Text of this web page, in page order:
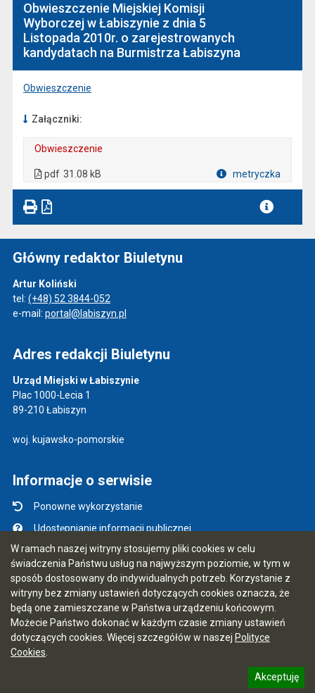
W ramach naszej witryny stosujemy pliki cookies w celu
świadczenia Państwu usług na najwyższym poziomie, w tym w
sposób dostosowany do indywidualnych potrzeb. Korzystanie z
witryny bez zmiany ustawień dotyczących cookies oznacza, że
będą one zamieszczane w Państwa urządzeniu końcowym.
Możecie Państwo dokonać w każdym czasie zmiany ustawień
dotyczących cookies. Więcej szczegółów w naszej Polityce
Cookies
Akceptuję
Obwieszczenie Miejskiej Komisji
Wyborczej w Łabiszynie z dnia 5
Listopada 2010r. o zarejestrowanych
kandydatach na Burmistrza Łabiszyna
Obwieszczenie
Załączniki:
Obwieszczenie
pdf 31.08 kB metryczka
Główny redaktor Biuletynu
Artur Koliński
tel: (+48) 52 3844-052
e-mail: portal@labiszyn.pl
Adres redakcji Biuletynu
Urząd Miejski w Łabiszynie
Plac 1000-Lecia 1
89-210 Łabiszyn
woj. kujawsko-pomorskie
Informacje o serwisie
Ponowne wykorzystanie
Udostępnianie informacji publicznej
Mapa serwisu
Instrukcja obsługi
Statystyki oglądalności
Ostatnia aktualizacja BIP: 07.08.2026 09:55
CMS i hosting: Logonet Sp. z o.o. w Bydgoszczy